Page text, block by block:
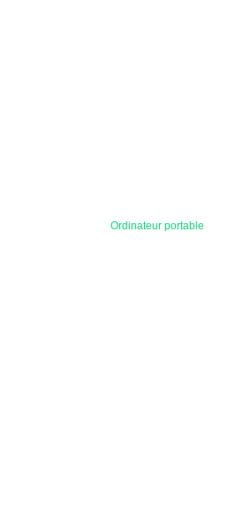
Ordinateur portable